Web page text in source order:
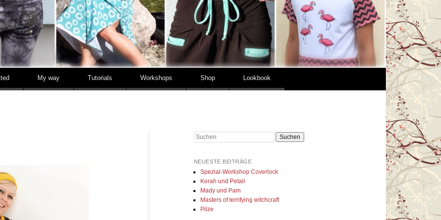
My way Tutorials Workshops Shop Lookbook
Suchen
NEUESTE BEITRÄGE
Spezial-Workshop Coverlock
Kerah und Petali
Mady und Pam
Masters of terrifying witchcraft
Pilze